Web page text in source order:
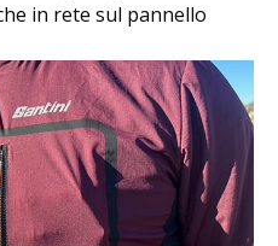
in rete sul pannello